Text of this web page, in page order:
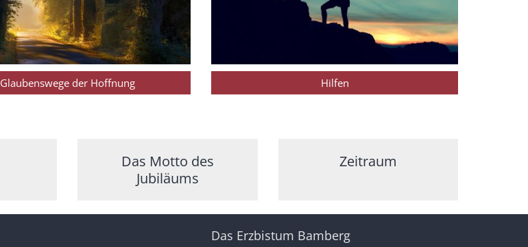
Glaubenswege der Hoffnung Hilfen
Das Motto des
Jubiläums
Zeitraum
Das Erzbistum Bamberg